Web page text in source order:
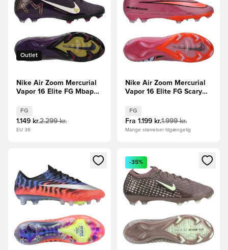
Outlet
Nike Air Zoom Mercurial
Vapor 16 Elite FG Mbappé
Lilla/Hvid
FG
1.149 kr.2.299 kr.
EU 36
Nike Air Zoom Mercurial
Vapor 16 Elite FG Scary
FG
Fra 1.199 kr.1.999 kr.
Mange størrelser tilgængelig
Åbner en Modal til at logge ind eller tilmelde dig som
Åbner en Modal til at logge
-35%